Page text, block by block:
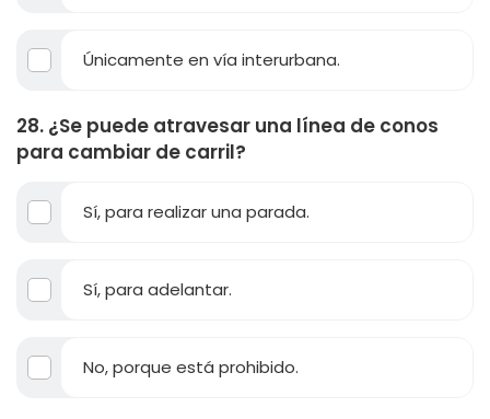
Únicamente en vía interurbana.
28. ¿Se puede atravesar una línea de conos
para cambiar de carril?
Sí, para realizar una parada.
Sí, para adelantar.
No, porque está prohibido.